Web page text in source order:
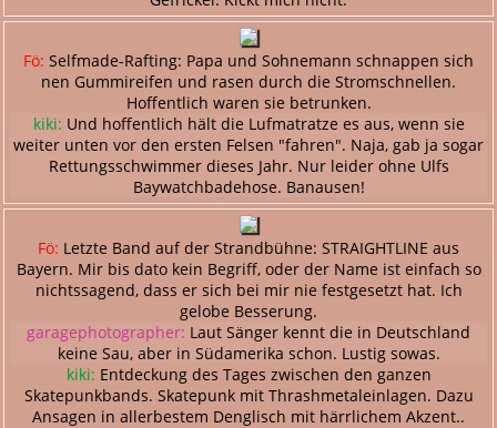
Fö: Selfmade-Rafting: Papa und Sohnemann schnappen sich
nen Gummireifen und rasen durch die Stromschnellen.
Hoffentlich waren sie betrunken.
kiki: Und hoffentlich hält die Lufmatratze es aus, wenn sie
weiter unten vor den ersten Felsen "fahren". Naja, gab ja sogar
Rettungsschwimmer dieses Jahr. Nur leider ohne Ulfs
Baywatchbadehose. Banausen!
Fö: Letzte Band auf der Strandbühne: STRAIGHTLINE aus
Bayern. Mir bis dato kein Begriff, oder der Name ist einfach so
nichtssagend, dass er sich bei mir nie festgesetzt hat. Ich
gelobe Besserung.
garagephotographer: Laut Sänger kennt die in Deutschland
keine Sau, aber in Südamerika schon. Lustig sowas.
kiki: Entdeckung des Tages zwischen den ganzen
Skatepunkbands. Skatepunk mit Thrashmetaleinlagen. Dazu
Ansagen in allerbestem Denglisch mit härrlichem Akzent..